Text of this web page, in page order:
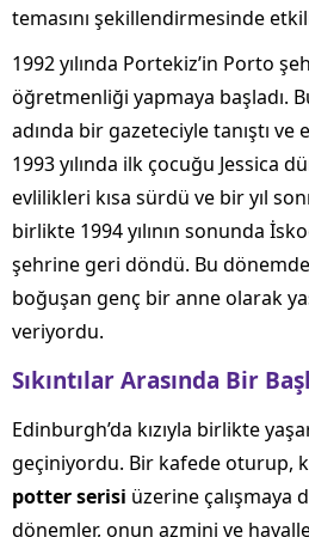
temasını şekillendirmesinde
1992 yılında Portekiz’in Porto
öğretmenliği yapmaya başladı.
adında bir gazeteciyle tanıştı ve
1993 yılında ilk çocuğu Jessica
evlilikleri kısa sürdü ve bir yıl
birlikte 1994 yılının sonunda
şehrine geri döndü. Bu dönemde
boğuşan genç bir anne olarak
veriyordu.
Sıkıntılar Arasında Bir
Edinburgh’da kızıyla birlikte
geçiniyordu. Bir kafede oturup,
potter serisi üzerine çalışmaya
dönemler, onun azmini ve